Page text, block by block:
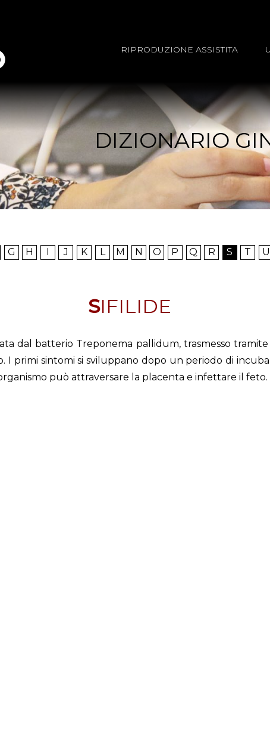
RIPRODUZIONE ASSISTITA
DIZIONARIO
G H I J K L M N O P Q R S T U
SIFILIDE
dal batterio Treponema pallidum, trasmesso
I primi sintomi si sviluppano dopo un periodo di
può attraversare la placenta e infettare il feto.